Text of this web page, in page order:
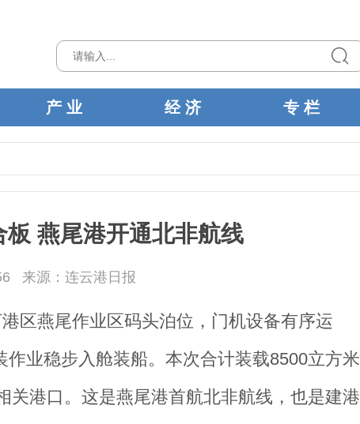
产 业 经 济 专 栏
燕尾港开通北非航线
来源：连云港日报
区燕尾作业区码头泊位，门机设备有序运
业稳步入舱装船。本次合计装载8500立方米
关港口。这是燕尾港首航北非航线，也是建港